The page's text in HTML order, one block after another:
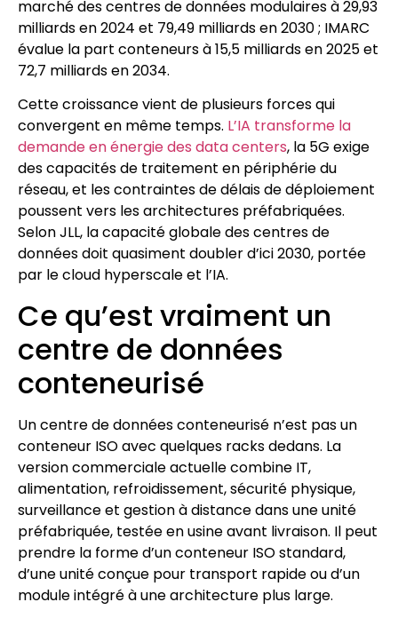
marché des centres de données modulaires à 29,93
milliards en 2024 et 79,49 milliards en 2030 ; IMARC
évalue la part conteneurs à 15,5 milliards en 2025 et
72,7 milliards en 2034.
Cette croissance vient de plusieurs forces qui
convergent en même temps. L’IA transforme la
demande en énergie des data centers, la 5G exige
des capacités de traitement en périphérie du
réseau, et les contraintes de délais de déploiement
poussent vers les architectures préfabriquées.
Selon JLL, la capacité globale des centres de
données doit quasiment doubler d’ici 2030, portée
par le cloud hyperscale et l’IA.
Ce qu’est vraiment un
centre de données
conteneurisé
Un centre de données conteneurisé n’est pas un
conteneur ISO avec quelques racks dedans. La
version commerciale actuelle combine IT,
alimentation, refroidissement, sécurité physique,
surveillance et gestion à distance dans une unité
préfabriquée, testée en usine avant livraison. Il peut
prendre la forme d’un conteneur ISO standard,
d’une unité conçue pour transport rapide ou d’un
module intégré à une architecture plus large.